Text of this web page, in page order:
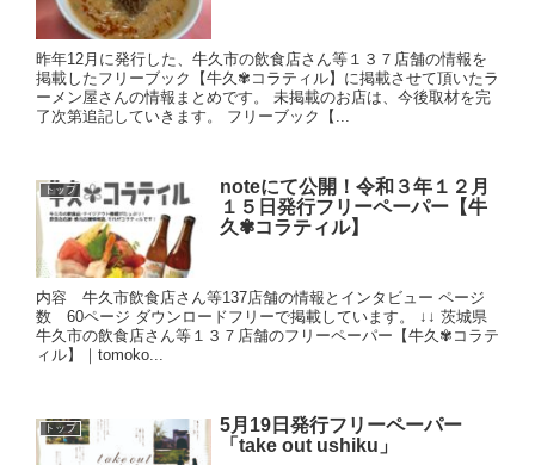
昨年12月に発行した、牛久市の飲食店さん等１３７店舗の情報を
掲載したフリーブック【牛久✾コラティル】に掲載させて頂いたラ
ーメン屋さんの情報まとめです。 未掲載のお店は、今後取材を完
了次第追記していきます。 フリーブック【...
トップ
noteにて公開！令和３年１２月
１５日発行フリーペーパー【牛
久✾コラティル】
内容 牛久市飲食店さん等137店舗の情報とインタビュー ページ
数 60ページ ダウンロードフリーで掲載しています。 ↓↓ 茨城県
牛久市の飲食店さん等１３７店舗のフリーペーパー【牛久✾コラテ
ィル】｜tomoko...
トップ
5月19日発行フリーペーパー
「take out ushiku」